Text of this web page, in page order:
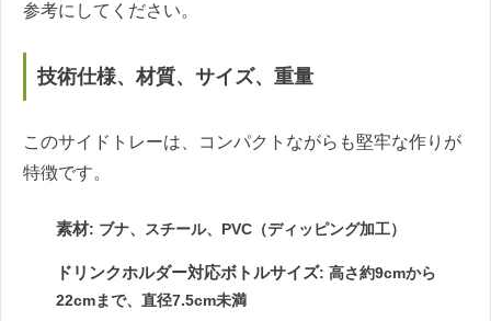
参考にしてください。
技術仕様、材質、サイズ、重量
このサイドトレーは、コンパクトながらも堅牢な作りが
特徴です。
素材: ブナ、スチール、PVC（ディッピング加工）
ドリンクホルダー対応ボトルサイズ: 高さ約9cmから
22cmまで、直径7.5cm未満